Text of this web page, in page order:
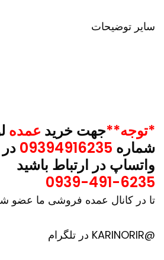
سایر توضیحات
*توجه**جهت خرید عمده
شماره
در
واتساپ در ارتباط باشید
0939-491-6235
تا در کانال عمده فروشی ما عضو
@KARINORIR در تلگرام